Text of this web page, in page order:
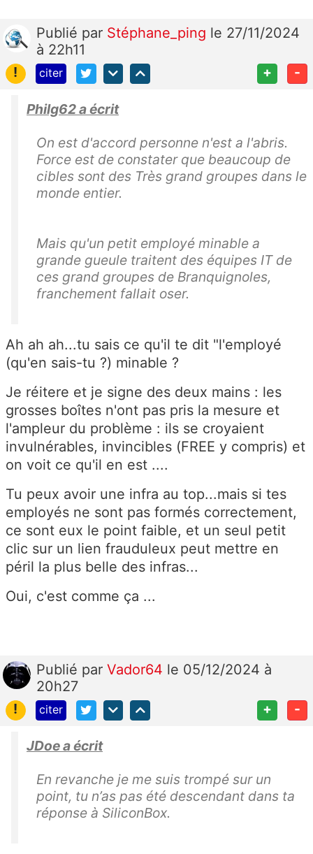
Publié par Stéphane_ping le 27/11/2024
à 22h11
!
citer + -
Philg62 a écrit
On est d'accord personne n'est a l'abris.
Force est de constater que beaucoup de
cibles sont des Très grand groupes dans le
monde entier.
Mais qu'un petit employé minable a
grande gueule traitent des équipes IT de
ces grand groupes de Branquignoles,
franchement fallait oser.
Ah ah ah...tu sais ce qu'il te dit "l'employé
(qu'en sais-tu ?) minable ?
Je réitere et je signe des deux mains : les
grosses boîtes n'ont pas pris la mesure et
l'ampleur du problème : ils se croyaient
invulnérables, invincibles (FREE y compris) et
on voit ce qu'il en est ....
Tu peux avoir une infra au top...mais si tes
employés ne sont pas formés correctement,
ce sont eux le point faible, et un seul petit
clic sur un lien frauduleux peut mettre en
péril la plus belle des infras...
Oui, c'est comme ça ...
Publié par Vador64 le 05/12/2024 à
20h27
!
citer + -
JDoe a écrit
En revanche je me suis trompé sur un
point, tu n’as pas été descendant dans ta
réponse à SiliconBox.